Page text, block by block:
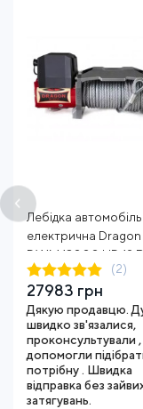
Лебідка
електрична
DWM 13000 HD 12 В
30 м
(2)
27983 грн
Дякую продавцю.
швидко зв'язалися,
проконсультували ,
допомогли
потрібну . Швидка
відправка без
затягувань.